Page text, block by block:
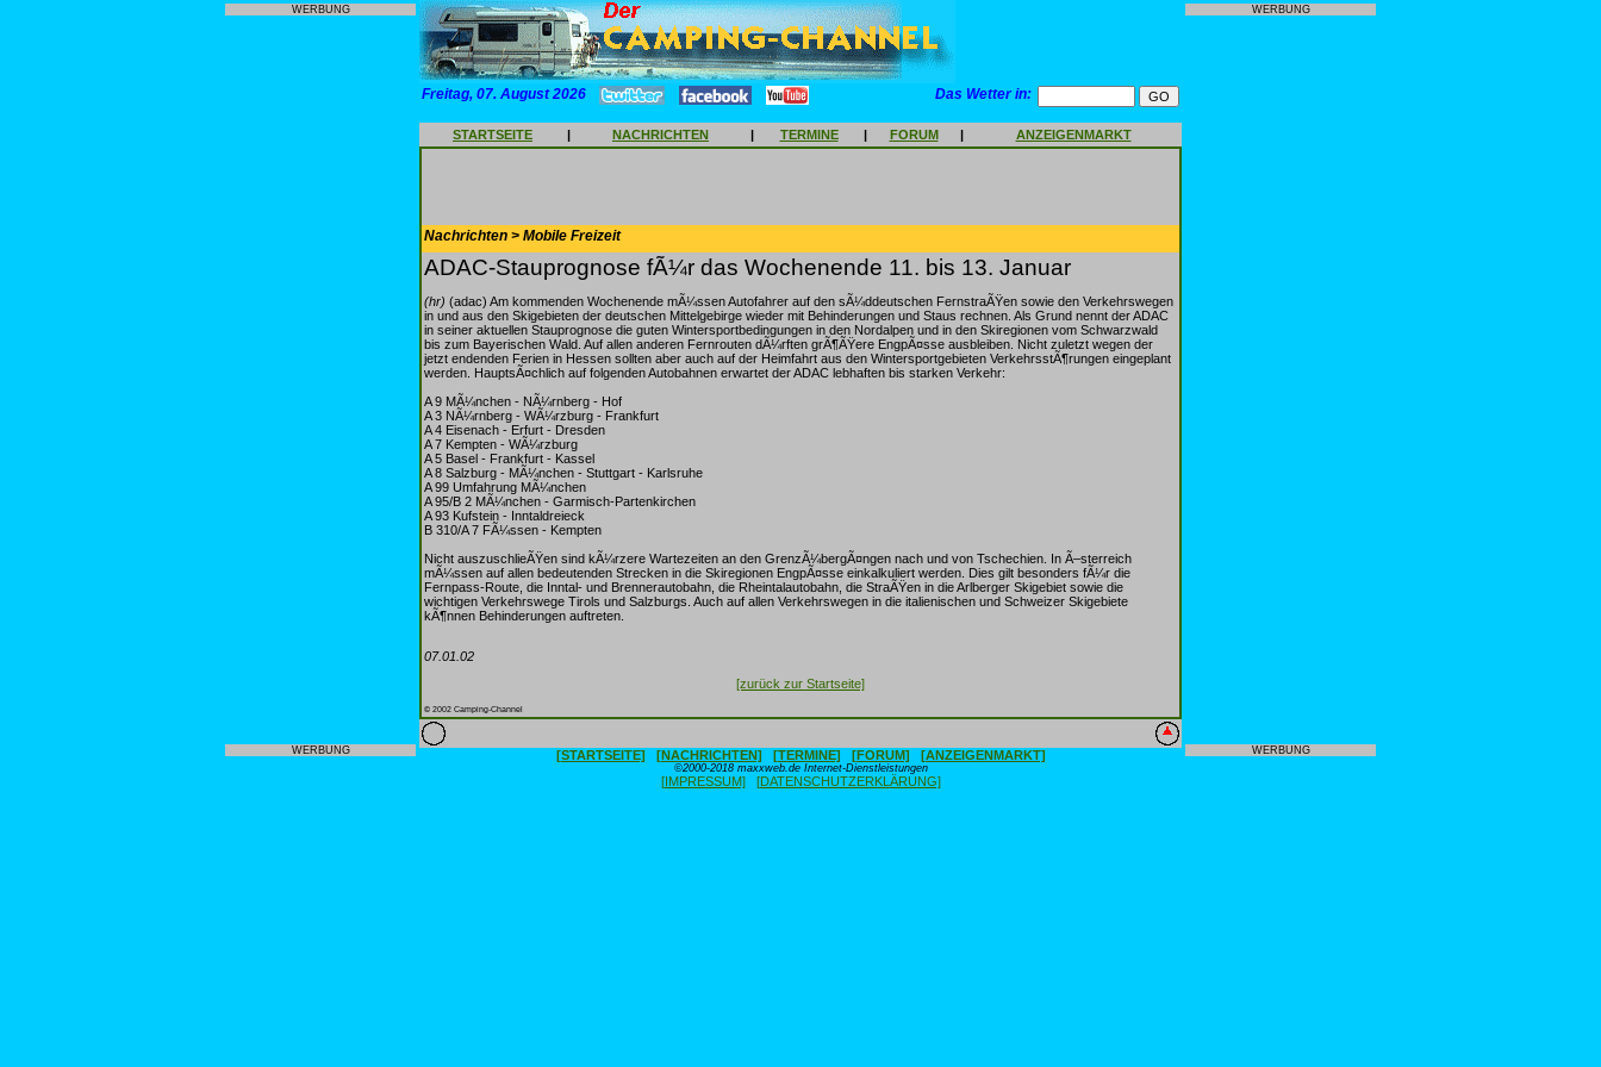
WERBUNG
WERBUNG
Freitag, 07. August 2026 Das Wetter in:
STARTSEITE | NACHRICHTEN | TERMINE | FORUM | ANZEIGENMARKT
Nachrichten > Mobile Freizeit
ADAC-Stauprognose fÃ¼r das Wochenende 11. bis 13. Januar
(hr) (adac) Am kommenden Wochenende mÃ¼ssen Autofahrer auf den sÃ¼ddeutschen FernstraÃŸen sowie den Verkehrswegen
in und aus den Skigebieten der deutschen Mittelgebirge wieder mit Behinderungen und Staus rechnen. Als Grund nennt der ADAC
in seiner aktuellen Stauprognose die guten Wintersportbedingungen in den Nordalpen und in den Skiregionen vom Schwarzwald
bis zum Bayerischen Wald. Auf allen anderen Fernrouten dÃ¼rften grÃ¶ÃŸere EngpÃ¤sse ausbleiben. Nicht zuletzt wegen der
jetzt endenden Ferien in Hessen sollten aber auch auf der Heimfahrt aus den Wintersportgebieten VerkehrsstÃ¶rungen eingeplant
werden. HauptsÃ¤chlich auf folgenden Autobahnen erwartet der ADAC lebhaften bis starken Verkehr:
A 9 MÃ¼nchen - NÃ¼rnberg - Hof
A 3 NÃ¼rnberg - WÃ¼rzburg - Frankfurt
A 4 Eisenach - Erfurt - Dresden
A 7 Kempten - WÃ¼rzburg
A 5 Basel - Frankfurt - Kassel
A 8 Salzburg - MÃ¼nchen - Stuttgart - Karlsruhe
A 99 Umfahrung MÃ¼nchen
A 95/B 2 MÃ¼nchen - Garmisch-Partenkirchen
A 93 Kufstein - Inntaldreieck
B 310/A 7 FÃ¼ssen - Kempten
Nicht auszuschlieÃŸen sind kÃ¼rzere Wartezeiten an den GrenzÃ¼bergÃ¤ngen nach und von Tschechien. In Ã–sterreich
mÃ¼ssen auf allen bedeutenden Strecken in die Skiregionen EngpÃ¤sse einkalkuliert werden. Dies gilt besonders fÃ¼r die
Fernpass-Route, die Inntal- und Brennerautobahn, die Rheintalautobahn, die StraÃŸen in die Arlberger Skigebiet sowie die
wichtigen Verkehrswege Tirols und Salzburgs. Auch auf allen Verkehrswegen in die italienischen und Schweizer Skigebiete
kÃ¶nnen Behinderungen auftreten.
07.01.02
[zurück zur Startseite]
© 2002 Camping-Channel
[STARTSEITE] [NACHRICHTEN] [TERMINE] [FORUM] [ANZEIGENMARKT]
©2000-2018 maxxweb.de Internet-Dienstleistungen
[IMPRESSUM] [DATENSCHUTZERKLÄRUNG]
WERBUNG
WERBUNG